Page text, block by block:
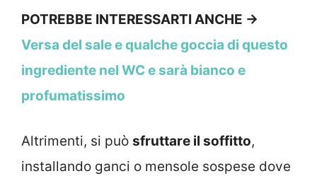
POTREBBE INTERESSARTI ANCHE →
Versa del sale e qualche goccia di questo
ingrediente nel WC e sarà bianco e
profumatissimo
Altrimenti, si può sfruttare il soffitto,
installando ganci o mensole sospese dove